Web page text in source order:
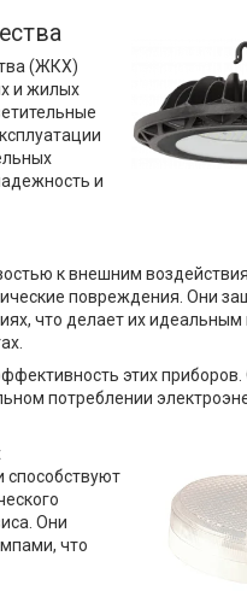
(ЖКХ)
и жилых
и
к внешним
повреждения. Они
что делает их
этих приборов.
потреблении
способствуют
Они
что